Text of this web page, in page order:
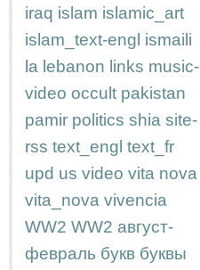
iraq islam islamic_art
islam_text-engl ismaili
la lebanon links music-
video occult pakistan
pamir politics shia site-
rss text_engl text_fr
upd us video vita nova
vita_nova vivencia
WW2 WW2 август-
февраль букв буквы